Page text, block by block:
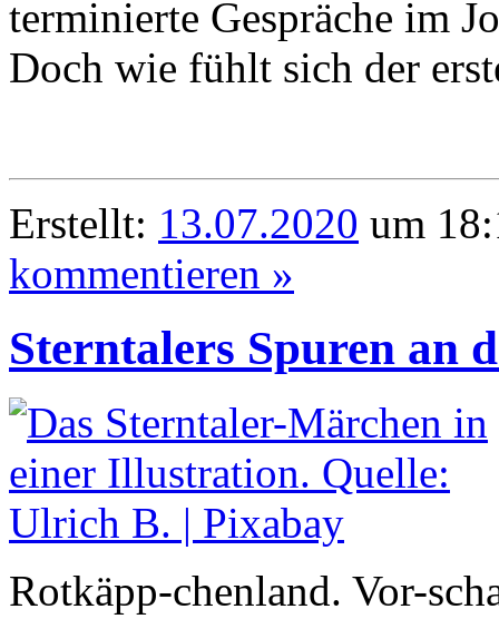
terminierte Gespräche im
Doch wie fühlt sich der
Erstellt: 13.07.2020 um
kommentieren »
Sterntalers Spuren an
Rotkäpp-chenland. Vor-